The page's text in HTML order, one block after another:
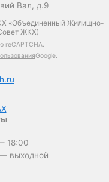
Вал, д.9
«Объединенный Жилищно-
ЖКХ)
reCAPTCHA.
Google.
18:00
выходной